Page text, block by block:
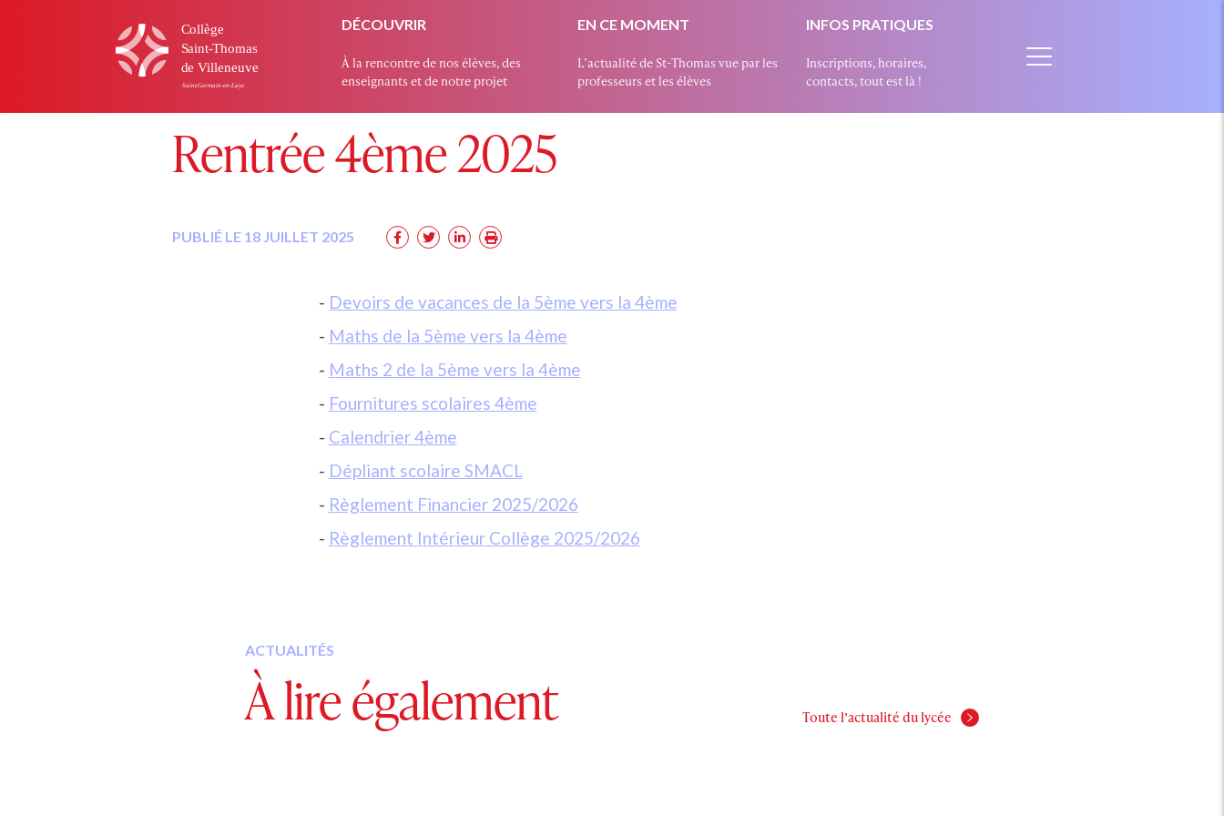
DÉCOUVRIR
À la rencontre de nos élèves, des
enseignants et de notre projet
EN CE MOMENT
L’actualité de St-Thomas vue par les
professeurs et les élèves
INFOS PRATIQUES
Inscriptions, horaires,
contacts, tout est là !
ACCUEIL»CALENDRIER »RENTRÉE 4ÈME 2025
Rentrée 4ème 2025
PUBLIÉ LE 18 JUILLET 2025
Devoirs de vacances de la 5ème vers la 4ème
Maths de la 5ème vers la 4ème
Maths 2 de la 5ème vers la 4ème
Fournitures scolaires 4ème
Calendrier 4ème
Règlement Intérieur Collège 2025/2026